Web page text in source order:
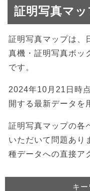
証明写真マ
証明写真マップは、
真機・証明写真ボッ
です。
2024年10月21日時
開する最新データを
証明写真マップの各
いただいて問題あり
種データへの直接ア
キ